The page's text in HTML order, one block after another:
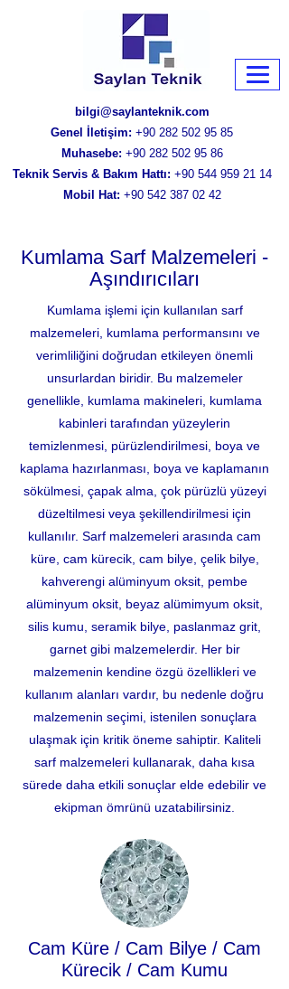
bilgi@saylanteknik.com
Genel İletişim: +90 282 502 95 85
Muhasebe: +90 282 502 95 86
Teknik Servis & Bakım Hattı: +90 544 959 21 14
Mobil Hat: +90 542 387 02 42
Kumlama Sarf Malzemeleri -
Aşındırıcıları
Kumlama işlemi için kullanılan sarf
malzemeleri, kumlama performansını ve
verimliliğini doğrudan etkileyen önemli
unsurlardan biridir. Bu malzemeler
genellikle, kumlama makineleri, kumlama
kabinleri tarafından yüzeylerin
temizlenmesi, pürüzlendirilmesi, boya ve
kaplama hazırlanması, boya ve kaplamanın
sökülmesi, çapak alma, çok pürüzlü yüzeyi
düzeltilmesi veya şekillendirilmesi için
kullanılır. Sarf malzemeleri arasında cam
küre, cam kürecik, cam bilye, çelik bilye,
kahverengi alüminyum oksit, pembe
alüminyum oksit, beyaz alümimyum oksit,
silis kumu, seramik bilye, paslanmaz grit,
garnet gibi malzemelerdir. Her bir
malzemenin kendine özgü özellikleri ve
kullanım alanları vardır, bu nedenle doğru
malzemenin seçimi, istenilen sonuçlara
ulaşmak için kritik öneme sahiptir. Kaliteli
sarf malzemeleri kullanarak, daha kısa
sürede daha etkili sonuçlar elde edebilir ve
ekipman ömrünü uzatabilirsiniz.
Cam Küre / Cam Bilye / Cam
Kürecik / Cam Kumu